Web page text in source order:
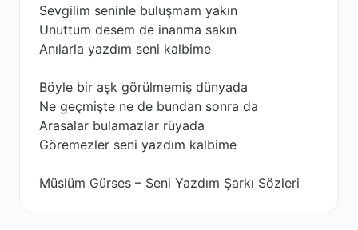
Sevgilim seninle buluşmam yakın
Unuttum desem de inanma sakın
Anılarla yazdım seni kalbime
Böyle bir aşk görülmemiş dünyada
Ne geçmişte ne de bundan sonra da
Arasalar bulamazlar rüyada
Göremezler seni yazdım kalbime
Müslüm Gürses – Seni Yazdım Şarkı Sözleri